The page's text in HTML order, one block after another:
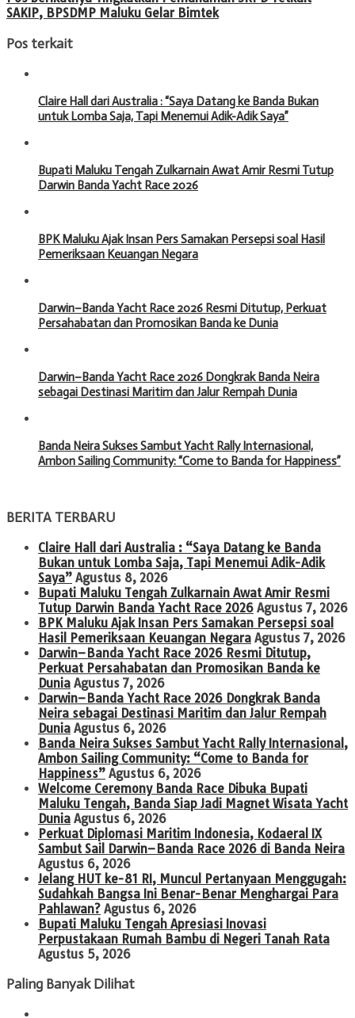
SAKIP, BPSDMP Maluku Gelar Bimtek
Pos terkait
Claire Hall dari Australia : “Saya Datang ke Banda Bukan
untuk Lomba Saja, Tapi Menemui Adik-Adik Saya”
Bupati Maluku Tengah Zulkarnain Awat Amir Resmi Tutup
Darwin Banda Yacht Race 2026
BPK Maluku Ajak Insan Pers Samakan Persepsi soal Hasil
Pemeriksaan Keuangan Negara
Darwin–Banda Yacht Race 2026 Resmi Ditutup, Perkuat
Persahabatan dan Promosikan Banda ke Dunia
Darwin–Banda Yacht Race 2026 Dongkrak Banda Neira
sebagai Destinasi Maritim dan Jalur Rempah Dunia
Banda Neira Sukses Sambut Yacht Rally Internasional,
Ambon Sailing Community: “Come to Banda for Happiness”
BERITA TERBARU
Claire Hall dari Australia : “Saya Datang ke Banda
Bukan untuk Lomba Saja, Tapi Menemui Adik-Adik
Saya” Agustus 8, 2026
Bupati Maluku Tengah Zulkarnain Awat Amir Resmi
Tutup Darwin Banda Yacht Race 2026 Agustus 7, 2026
BPK Maluku Ajak Insan Pers Samakan Persepsi soal
Hasil Pemeriksaan Keuangan Negara Agustus 7, 2026
Darwin–Banda Yacht Race 2026 Resmi Ditutup,
Perkuat Persahabatan dan Promosikan Banda ke
Dunia Agustus 7, 2026
Darwin–Banda Yacht Race 2026 Dongkrak Banda
Neira sebagai Destinasi Maritim dan Jalur Rempah
Dunia Agustus 6, 2026
Banda Neira Sukses Sambut Yacht Rally Internasional,
Ambon Sailing Community: “Come to Banda for
Happiness” Agustus 6, 2026
Welcome Ceremony Banda Race Dibuka Bupati
Maluku Tengah, Banda Siap Jadi Magnet Wisata Yacht
Dunia Agustus 6, 2026
Perkuat Diplomasi Maritim Indonesia, Kodaeral IX
Sambut Sail Darwin–Banda Race 2026 di Banda Neira
Agustus 6, 2026
Jelang HUT ke-81 RI, Muncul Pertanyaan Menggugah:
Sudahkah Bangsa Ini Benar-Benar Menghargai Para
Pahlawan? Agustus 6, 2026
Bupati Maluku Tengah Apresiasi Inovasi
Perpustakaan Rumah Bambu di Negeri Tanah Rata
Agustus 5, 2026
Paling Banyak Dilihat